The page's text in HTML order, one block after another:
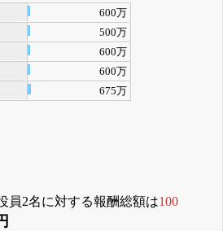
600万
500万
600万
600万
675万
員2名に対する報酬総額は100